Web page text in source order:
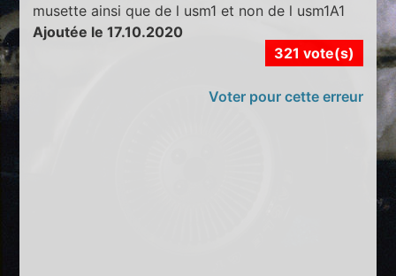
musette ainsi que de l usm1 et non de l usm1A1
Ajoutée le 17.10.2020
321 vote(s)
Voter pour cette erreur